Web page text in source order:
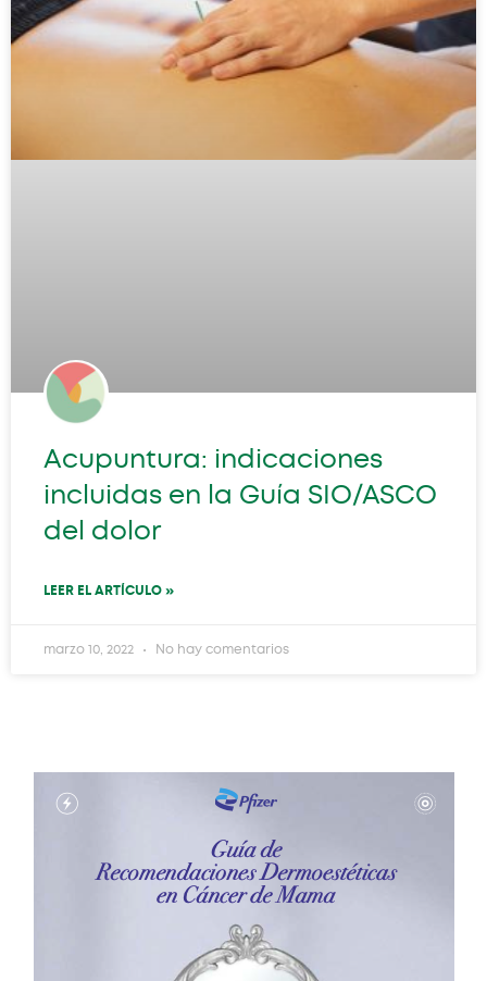
Acupuntura: indicaciones
incluidas en la Guía SIO/ASCO
del dolor
LEER EL ARTÍCULO »
marzo 10, 2022 No hay comentarios